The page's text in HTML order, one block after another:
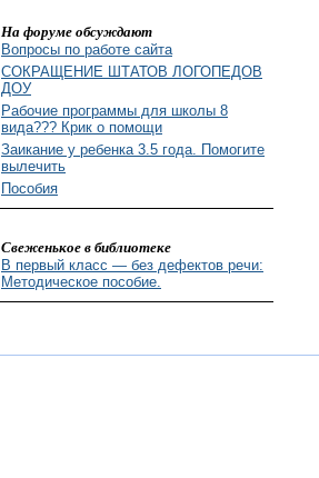
На форуме обсуждают
Вопросы по работе сайта
СОКРАЩЕНИЕ ШТАТОВ ЛОГОПЕДОВ
ДОУ
Рабочие программы для школы 8
вида??? Крик о помощи
Заикание у ребенка 3.5 года. Помогите
вылечить
Пособия
Свеженькое в библиотеке
В первый класс — без дефектов речи:
Методическое пособие.